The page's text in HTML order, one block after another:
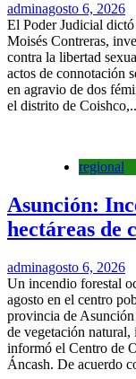
adminagosto 6, 2026
El Poder Judicial
Moisés Contreras,
contra la libertad
actos de connotación
en agravio de dos
el distrito de
regional
Asunción:
hectáreas de
adminagosto 6, 2026
Un incendio forestal
agosto en el centro
provincia de Asunción
de vegetación
informó el Centro de
Áncash. De acuerdo